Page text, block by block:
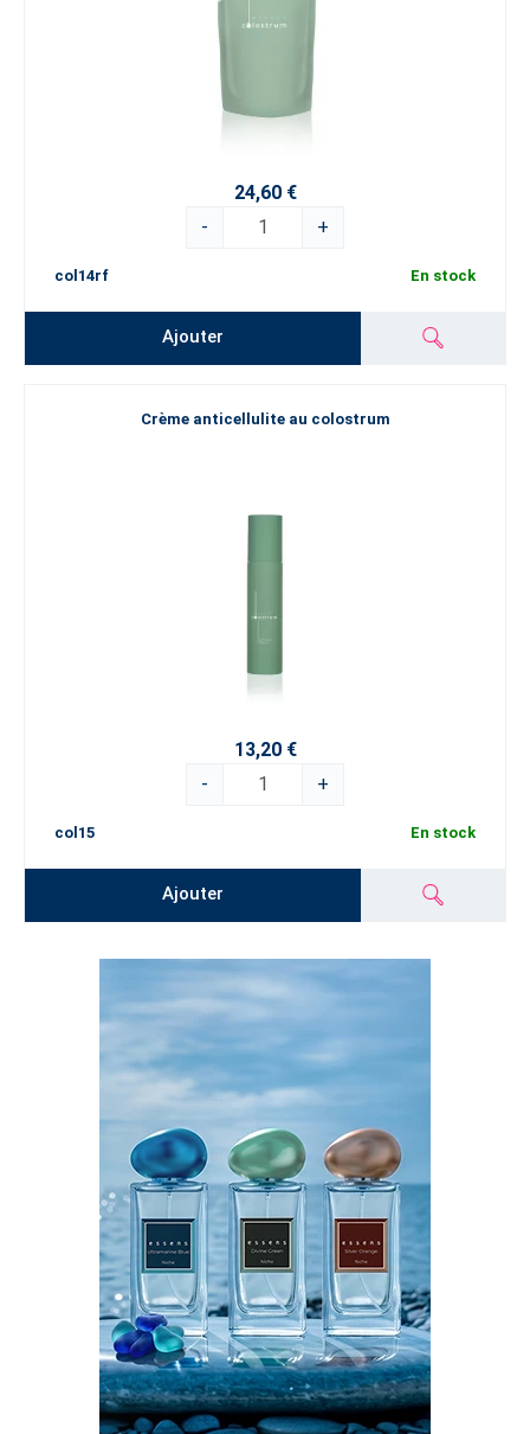
24,60 €
-
+
col14rf En stock
Ajouter
Crème anticellulite au colostrum
13,20 €
-
+
col15 En stock
Ajouter